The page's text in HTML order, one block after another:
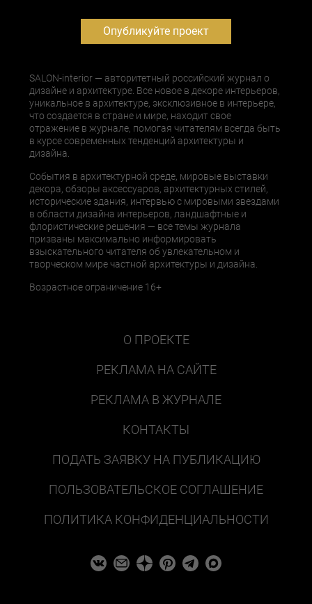
Опубликуйте проект
SALON-interior — авторитетный российский журнал о
дизайне и архитектуре. Все новое в декоре интерьеров,
уникальное в архитектуре, эксклюзивное в интерьере,
что создается в стране и мире, находит свое
отражение в журнале, помогая читателям всегда быть
в курсе современных тенденций архитектуры и
дизайна.
События в архитектурной среде, мировые выставки
декора, обзоры аксессуаров, архитектурных стилей,
исторические здания, интервью с мировыми звездами
в области дизайна интерьеров, ландшафтные и
флористические решения — все темы журнала
призваны максимально информировать
взыскательного читателя об увлекательном и
творческом мире частной архитектуры и дизайна.
Возрастное ограничение 16+
О ПРОЕКТЕ
РЕКЛАМА НА САЙТЕ
РЕКЛАМА В ЖУРНАЛЕ
КОНТАКТЫ
ПОДАТЬ ЗАЯВКУ НА ПУБЛИКАЦИЮ
ПОЛЬЗОВАТЕЛЬСКОЕ СОГЛАШЕНИЕ
ПОЛИТИКА КОНФИДЕНЦИАЛЬНОСТИ